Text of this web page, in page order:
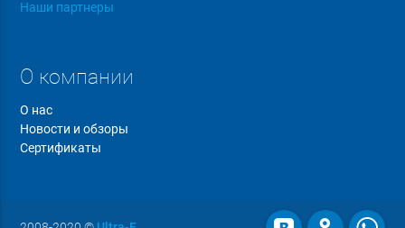
Наши партнеры
О компании
О нас
Новости и обзоры
Сертификаты